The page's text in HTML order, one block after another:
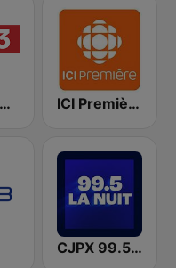
CITE 107.3 Rouge FM ICI Première Québec
CJPX 99.5 MTL